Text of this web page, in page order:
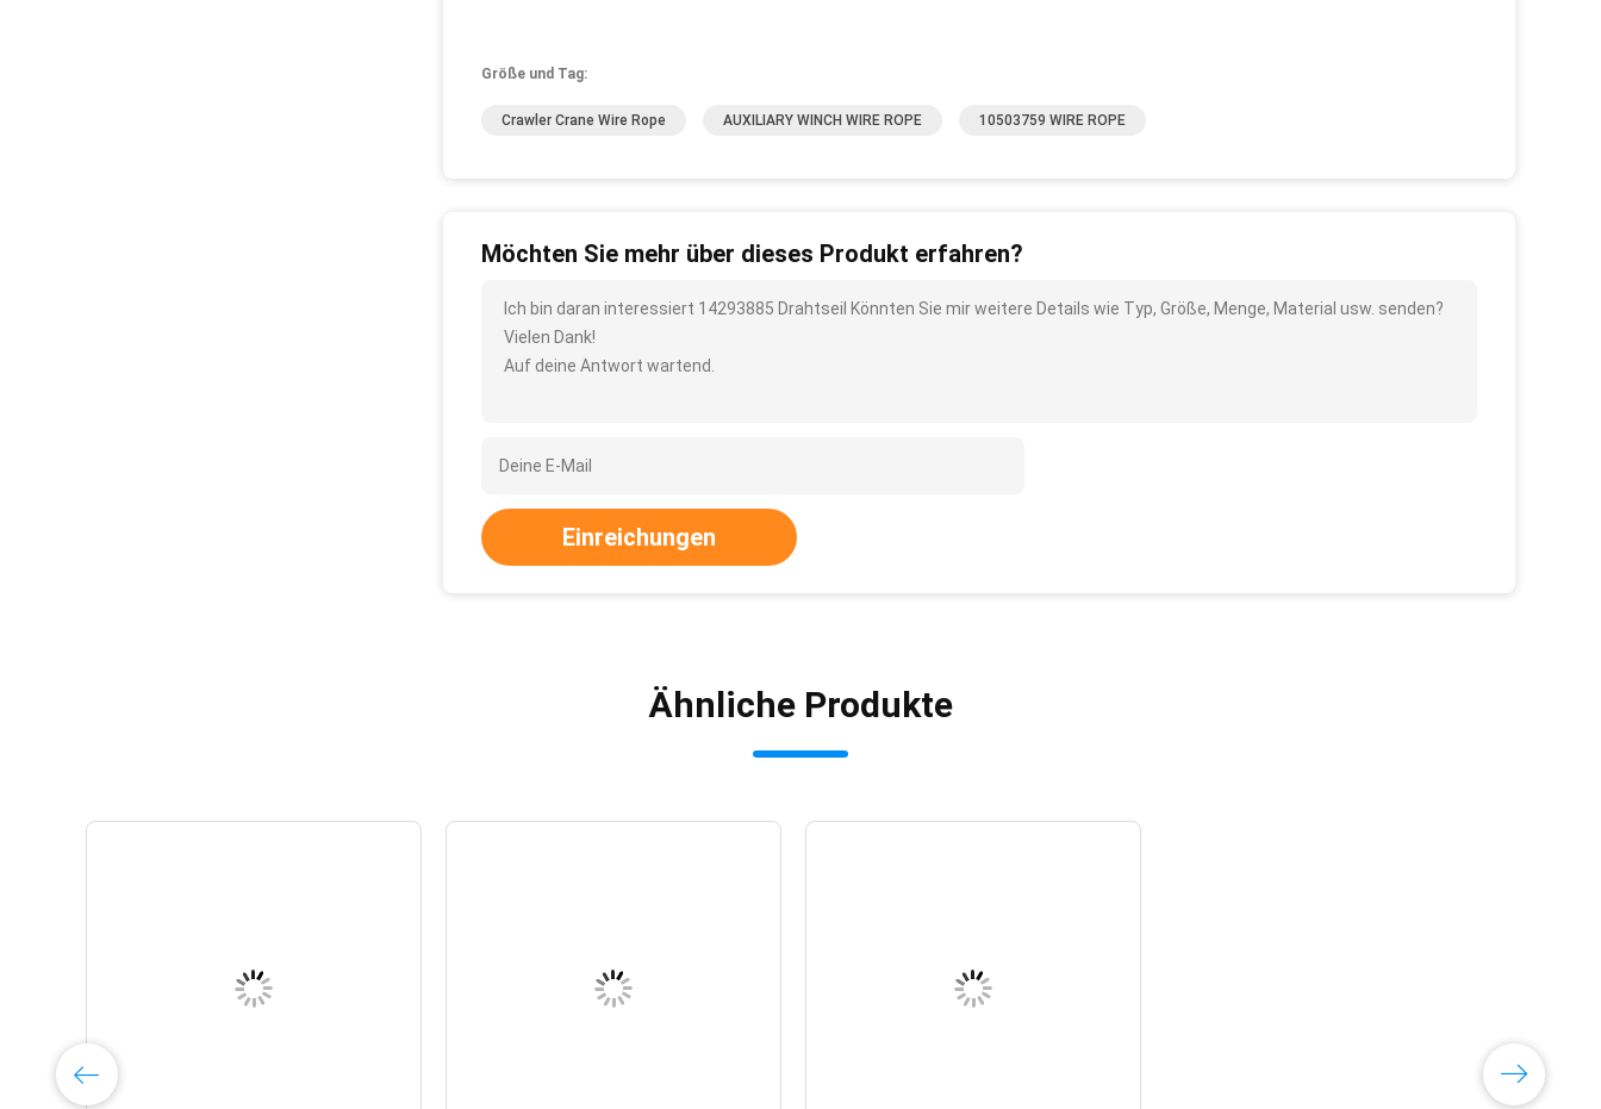
Größe und Tag:
Crawler Crane Wire Rope AUXILIARY WINCH WIRE ROPE 10503759 WIRE ROPE
Möchten Sie mehr über dieses Produkt erfahren?
Ich bin daran interessiert 14293885 Drahtseil Könnten Sie mir weitere Details wie Typ, Größe, Menge, Material usw. senden?
Vielen Dank!
Auf deine Antwort wartend.
Einreichungen
Ähnliche Produkte